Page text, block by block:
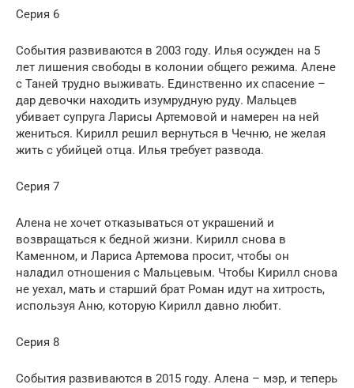
Серия 6
События развиваются в 2003 году. Илья осужден на 5
лет лишения свободы в колонии общего режима. Алене
с Таней трудно выживать. Единственно их спасение –
дар девочки находить изумрудную руду. Мальцев
убивает супруга Ларисы Артемовой и намерен на ней
жениться. Кирилл решил вернуться в Чечню, не желая
жить с убийцей отца. Илья требует развода.
Серия 7
Алена не хочет отказываться от украшений и
возвращаться к бедной жизни. Кирилл снова в
Каменном, и Лариса Артемова просит, чтобы он
наладил отношения с Мальцевым. Чтобы Кирилл снова
не уехал, мать и старший брат Роман идут на хитрость,
используя Аню, которую Кирилл давно любит.
Серия 8
События развиваются в 2015 году. Алена – мэр, и теперь